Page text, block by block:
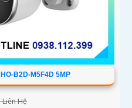
B2D-M5F4D 5MP
Liên Hệ